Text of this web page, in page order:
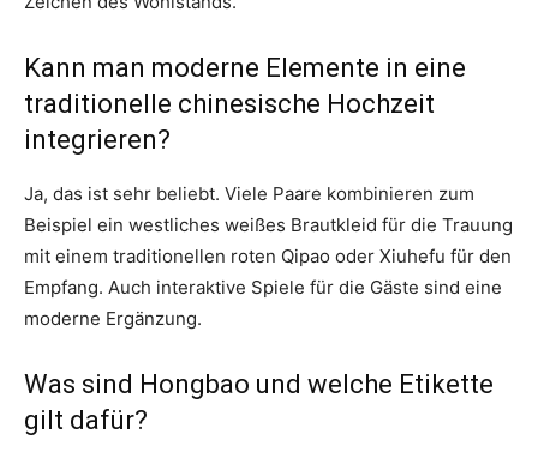
Kann man moderne Elemente in eine
traditionelle chinesische Hochzeit
integrieren?
Ja, das ist sehr beliebt. Viele Paare kombinieren zum
Beispiel ein westliches weißes Brautkleid für die Trauung
mit einem traditionellen roten Qipao oder Xiuhefu für den
Empfang. Auch interaktive Spiele für die Gäste sind eine
moderne Ergänzung.
Was sind Hongbao und welche Etikette
gilt dafür?